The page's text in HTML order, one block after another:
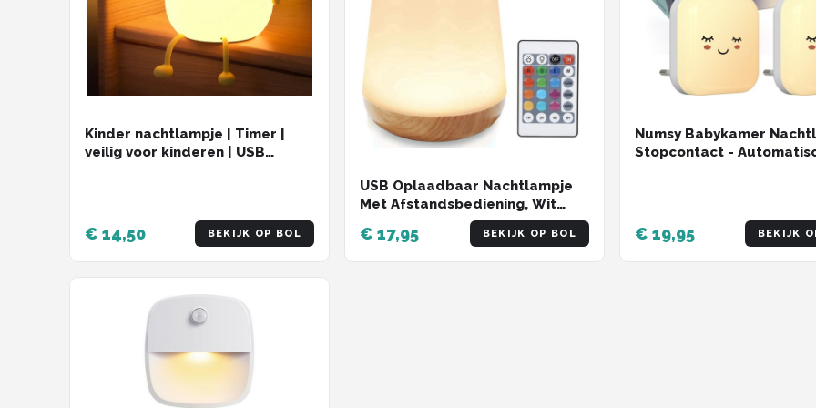
Kinder nachtlampje | Timer |
veilig voor kinderen | USB
€ 14,50 BEKIJK OP BOL
USB Oplaadbaar Nachtlampje
Met Afstandsbediening, Wit
Warm licht en 13 RGB kleuren -
Wake-up Light - Sfeerlamp -
LED verlichting - Leeslamp -
€ 17,95 BEKIJK OP BOL
Numsy Babykamer
Stopcontact -
€ 19,95 BEKIJK